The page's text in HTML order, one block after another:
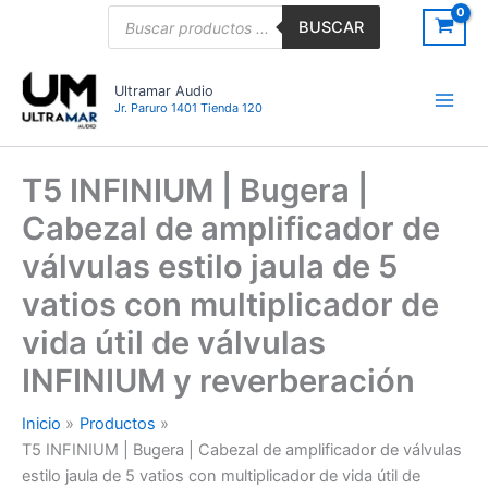
BUSCAR
Ultramar Audio
Jr. Paruro 1401 Tienda 120
T5 INFINIUM | Bugera |
Cabezal de amplificador de
válvulas estilo jaula de 5
vatios con multiplicador de
vida útil de válvulas
INFINIUM y reverberación
Inicio
Productos
T5 INFINIUM | Bugera | Cabezal de amplificador de válvulas
estilo jaula de 5 vatios con multiplicador de vida útil de